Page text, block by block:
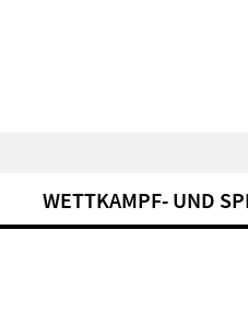
WETTKAMPF- UND